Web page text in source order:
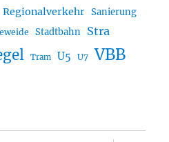
Regionalverkehr Sanierung
Stadtbahn Stra
Tram U5 U7 VBB